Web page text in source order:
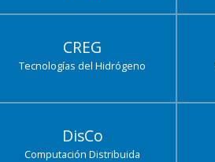
CREG
Tecnologías del Hidrógeno
DisCo
Computación Distribuida